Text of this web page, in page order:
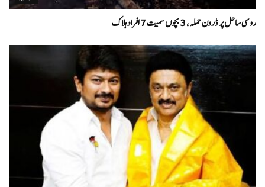
روسی ساحل پر ڈرون حملہ، 3 بچوں سمیت 7 افراد ہلاک